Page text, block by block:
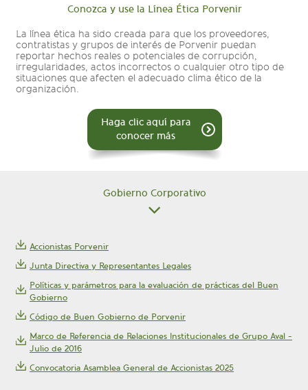
Conozca y use la Línea Ética Porvenir
La línea ética ha sido creada para que los proveedores,
contratistas y grupos de interés de Porvenir puedan
reportar hechos reales o potenciales de corrupción,
irregularidades, actos incorrectos o cualquier otro tipo de
situaciones que afecten el adecuado clima ético de la
organización.
Haga clic aquí para
conocer más
Gobierno Corporativo
Accionistas Porvenir
Junta Directiva y Representantes Legales
Políticas y parámetros para la evaluación de prácticas del Buen
Gobierno
Código de Buen Gobierno de Porvenir
Marco de Referencia de Relaciones Institucionales de Grupo Aval -
Julio de 2016
Convocatoria Asamblea General de Accionistas 2025